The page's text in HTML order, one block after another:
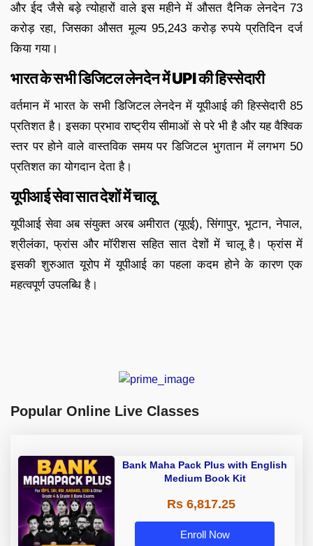
और ईद जैसे बड़े त्योहारों वाले इस महीने में औसत दैनिक लेनदेन 73
करोड़ रहा, जिसका औसत मूल्य 95,243 करोड़ रुपये प्रतिदिन दर्ज
किया गया।
भारत के सभी डिजिटल लेनदेन में UPI की हिस्सेदारी
वर्तमान में भारत के सभी डिजिटल लेनदेन में यूपीआई की हिस्सेदारी 85
प्रतिशत है। इसका प्रभाव राष्ट्रीय सीमाओं से परे भी है और यह वैश्विक
स्तर पर होने वाले वास्तविक समय पर डिजिटल भुगतान में लगभग 50
प्रतिशत का योगदान देता है।
यूपीआई सेवा सात देशों में चालू
यूपीआई सेवा अब संयुक्त अरब अमीरात (यूएई), सिंगापुर, भूटान, नेपाल,
श्रीलंका, फ्रांस और मॉरीशस सहित सात देशों में चालू है। फ्रांस में
इसकी शुरुआत यूरोप में यूपीआई का पहला कदम होने के कारण एक
महत्वपूर्ण उपलब्धि है।
Popular Online Live Classes
Bank Maha Pack Plus with English
Medium Book Kit
Rs 6,817.25
Enroll Now